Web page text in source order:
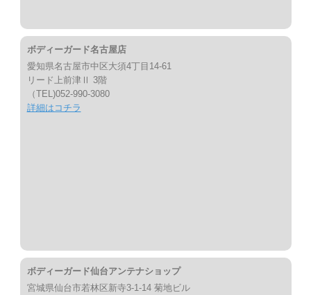
ボディーガード名古屋店
愛知県名古屋市中区大須4丁目14-61
リード上前津Ⅱ 3階
（TEL)052-990-3080
詳細はコチラ
ボディーガード仙台アンテナショップ
宮城県仙台市若林区新寺3-1-14 菊地ビル